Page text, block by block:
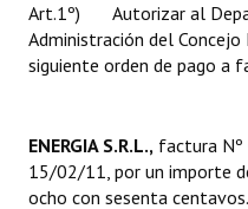
Datos Históricos
Premio al Mérito - Registro
Mujeres que Dejaron
Art.1º) Autorizar al
Administración del
siguiente orden de pago a
ENERGIA S.R.L., factura
15/02/11, por un importe
ocho con sesenta